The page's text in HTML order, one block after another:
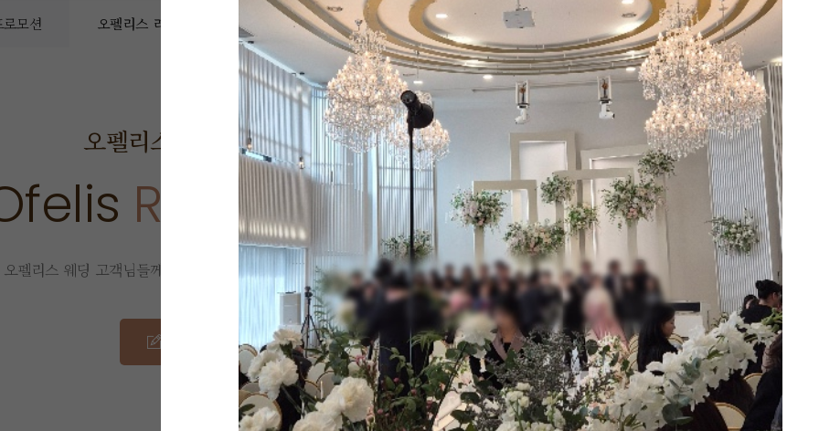
모션 오펠리스 리얼후기 오펠리스 소식 예비부부코칭
오펠리스 웨딩 리얼 후기
Real Review
오펠리스 웨딩 고객님들께서 직접 작성해주신 소중한 후기입니다.
리얼 후기 쓰기